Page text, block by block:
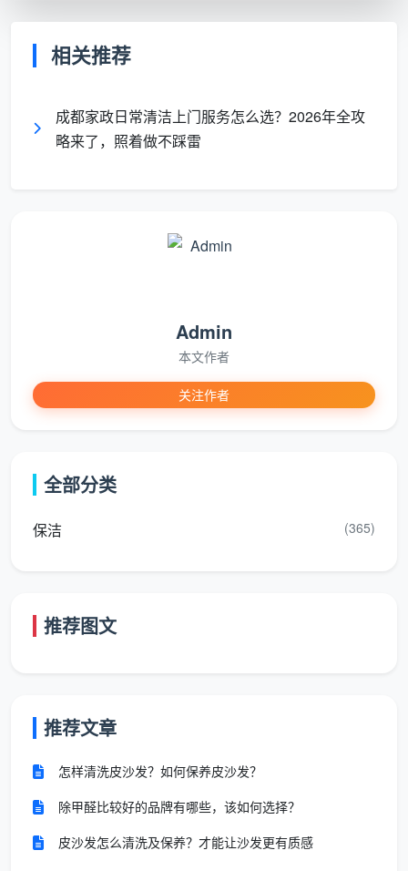
线，入驻企业须严格遵守“信用靠谱、技能靠谱、价格靠
这些标准体系的建立，为消费者判断“成都正规家政
保洁公司”提供了具体参照——一家正规公司，应当在这
综合四川及成都家政行业的团体标准与协会要求，
维
正规公司应有的特征
资
围明确包含家政/保洁服
证
覆
政责任险
务
流
有明文的标准化清洁流
程和验收标准
说不清楚“你们到底
怎么打扫”
相关推荐
成都家政日常清洁上门服务怎么选？2026年全攻
略来了，照着做不踩雷
Admin
本文作者
关注作者
全部分类
保洁 (365)
推荐图文
推荐文章
怎样清洗皮沙发？如何保养皮沙发？
除甲醛比较好的品牌有哪些，该如何选择？
皮沙发怎么清洗及保养？才能让沙发更有质感